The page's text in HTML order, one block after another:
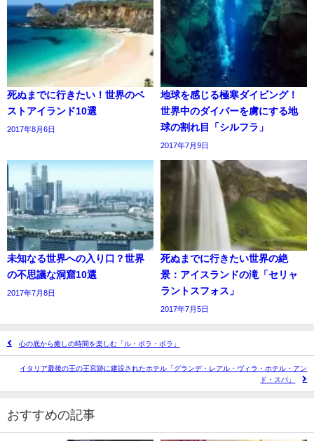
死ぬまでに行きたい！世界のベ
ストアイランド10選
2017年8月6日
地球を感じる極寒ダイビング！
世界中のダイバーを虜にする地
球の割れ目「シルフラ」
2017年7月9日
未知なる世界への入り口？世界
の不思議な洞窟10選
2017年7月8日
死ぬまでに行きたい世界の絶
景：アイスランドの滝「セリャ
ラントスフォス」
2017年7月5日
心の底から癒しの時間を楽しむ「ル・ボラ・ボラ」
イタリア最後の王の王宮跡に建設されたホテル「グランデ・レアル・ヴィラ・ホテル・アン
ド・スパ」
おすすめの記事